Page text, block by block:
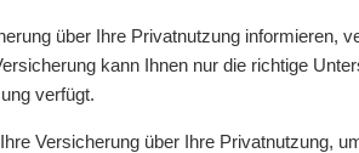
über Ihre Privatnutzung informieren,
kann Ihnen nur die richtige
verfügt.
Versicherung über Ihre Privatnutzung,